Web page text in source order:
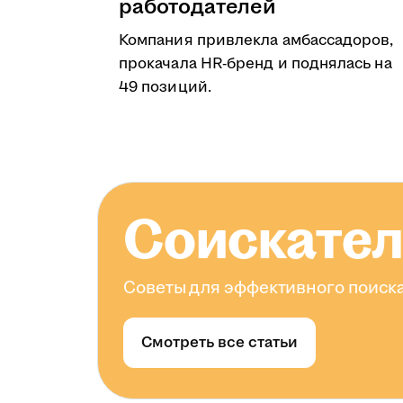
работодателей
Компания привлекла амбассадоров,
прокачала HR-бренд и поднялась на
49 позиций.
Советы для эффективного
Смотреть все статьи